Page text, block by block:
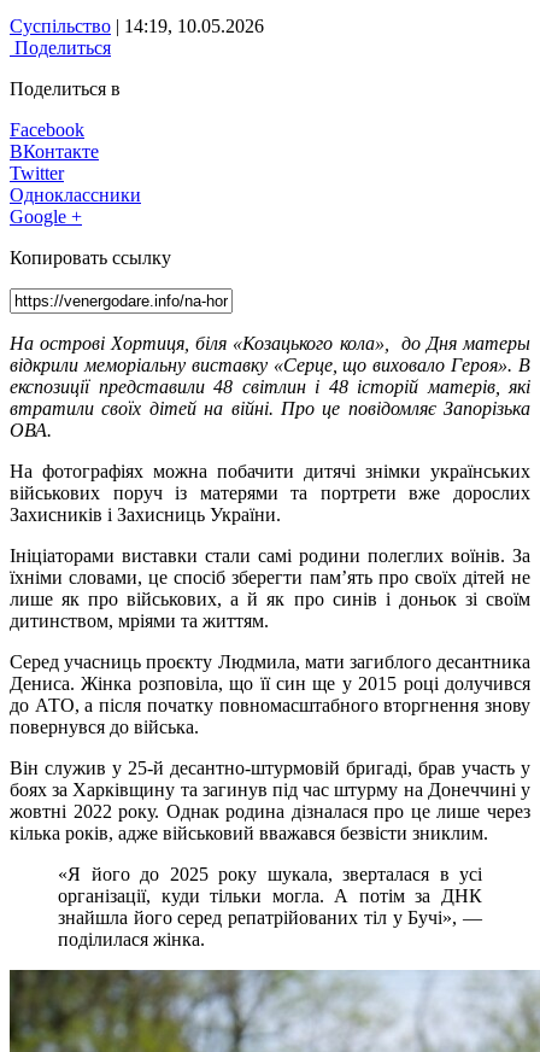
Суспільство | 14:19, 10.05.2026
Поделиться
Поделиться в
Facebook
ВКонтакте
Twitter
Одноклассники
Google +
Копировать ссылку
На острові Хортиця, біля «Козацького кола»,
до Дня матеры
відкрили меморіальну виставку «Серце, що виховало Героя». В
експозиції представили 48 світлин і 48 історій матерів, які
втратили своїх дітей на війні. Про це повідомляє Запорізька
ОВА.
На фотографіях можна побачити дитячі знімки українських
військових поруч із матерями та портрети вже дорослих
Захисників і Захисниць України.
Ініціаторами виставки стали самі родини полеглих воїнів. За
їхніми словами, це спосіб зберегти пам’ять про своїх дітей не
лише як про військових, а й як про синів і доньок зі своїм
дитинством, мріями та життям.
Серед учасниць проєкту Людмила, мати загиблого десантника
Дениса. Жінка розповіла, що її син ще у 2015 році долучився
до АТО, а після початку повномасштабного вторгнення знову
повернувся до війська.
Він служив у 25-й десантно-штурмовій бригаді, брав участь у
боях за Харківщину та загинув під час штурму на Донеччині у
жовтні 2022 року. Однак родина дізналася про це лише через
кілька років, адже військовий вважався безвісти зниклим.
«Я його до 2025 року шукала, зверталася в усі
організації, куди тільки могла. А потім за ДНК
знайшла його серед репатрійованих тіл у Бучі», —
поділилася жінка.